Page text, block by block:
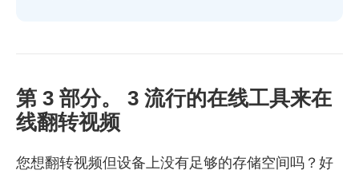
第 3 部分。 3 流行的在线工具来在
线翻转视频
您想翻转视频但设备上没有足够的存储空间吗？好